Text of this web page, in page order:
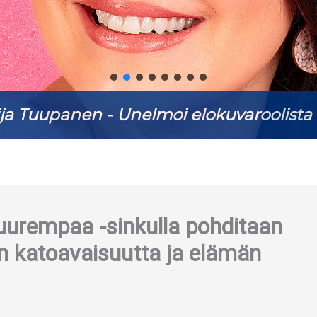
Tuupanen - Unelmoi elokuvaroolista
-sinkulla pohditaan
katoavaisuutta ja elämän